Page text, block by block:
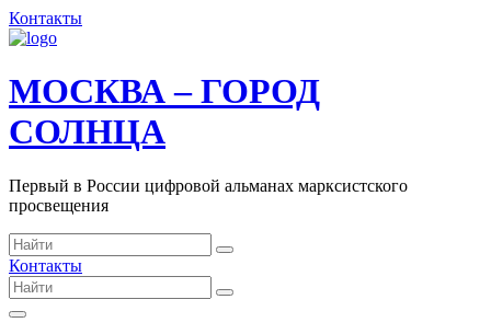
Контакты
МОСКВА – ГОРОД
СОЛНЦА
Первый в России цифровой альманах марксистского
просвещения
Контакты